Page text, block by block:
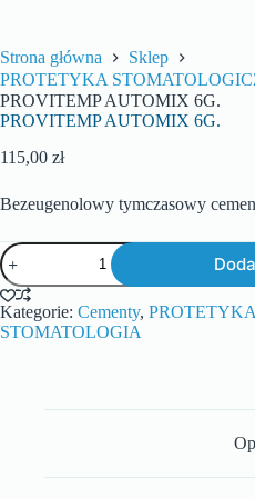
Strona główna
Sklep
PROTETYKA
PROVITEMP AUTOMIX 6G.
PROVITEMP AUTOMIX 6G.
115,00 zł
Bezeugenolowy tymczasowy
Kategorie: Cementy,
STOMATOLOGIA